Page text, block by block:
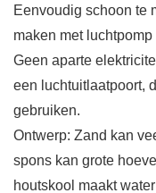
Eenvoudig schoon te
maken met
Geen aparte
een luchtuitlaatpoort,
gebruiken.
Ontwerp: Zand kan
spons kan grote
houtskool maakt